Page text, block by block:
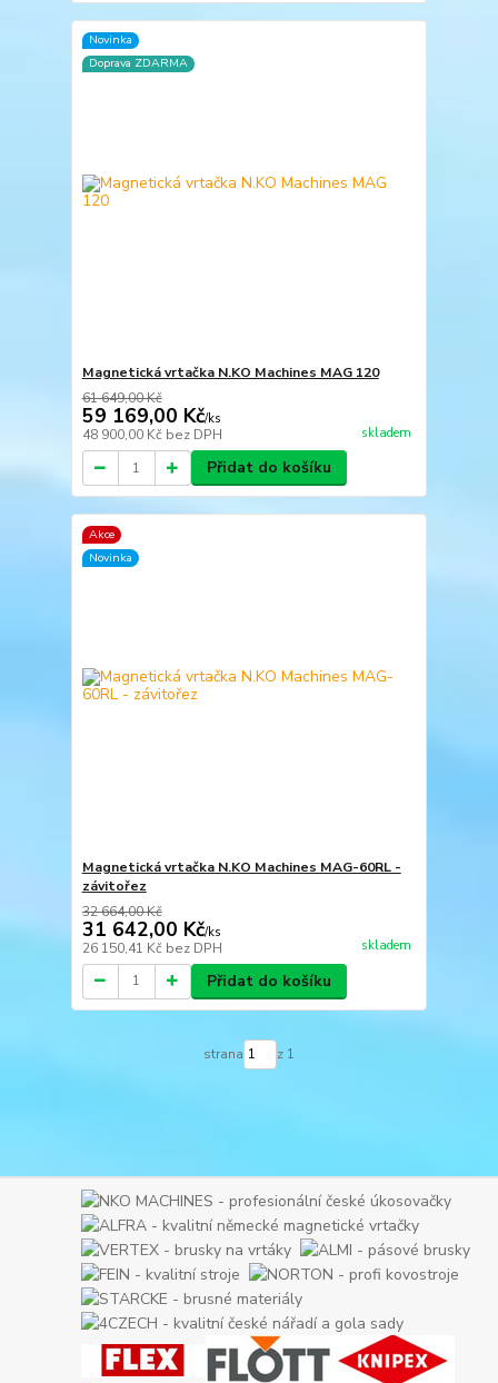
Novinka
Doprava ZDARMA
Magnetická vrtačka N.KO Machines MAG 120
61 649,00 Kč
59 169,00 Kč/ks
48 900,00 Kč bez DPH skladem
Přidat do košíku
Akce
Novinka
Magnetická vrtačka N.KO Machines MAG-60RL -
závitořez
32 664,00 Kč
31 642,00 Kč/ks
26 150,41 Kč bez DPH skladem
Přidat do košíku
strana z 1